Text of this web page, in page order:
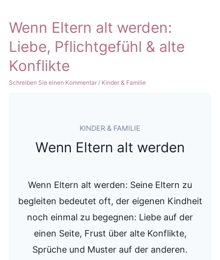
Wenn Eltern alt werden:
Liebe, Pflichtgefühl & alte
Konflikte
Schreiben Sie einen Kommentar / Kinder & Familie
KINDER & FAMILIE
Wenn Eltern alt werden
Wenn Eltern alt werden: Seine Eltern zu
begleiten bedeutet oft, der eigenen Kindheit
noch einmal zu begegnen: Liebe auf der
einen Seite, Frust über alte Konflikte,
Sprüche und Muster auf der anderen.